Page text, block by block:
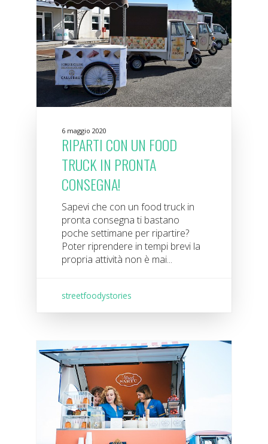
6 maggio 2020
RIPARTI CON UN FOOD
TRUCK IN PRONTA
CONSEGNA!
Sapevi che con un food truck in
pronta consegna ti bastano
poche settimane per ripartire?
Poter riprendere in tempi brevi la
propria attività non è mai...
streetfoodystories